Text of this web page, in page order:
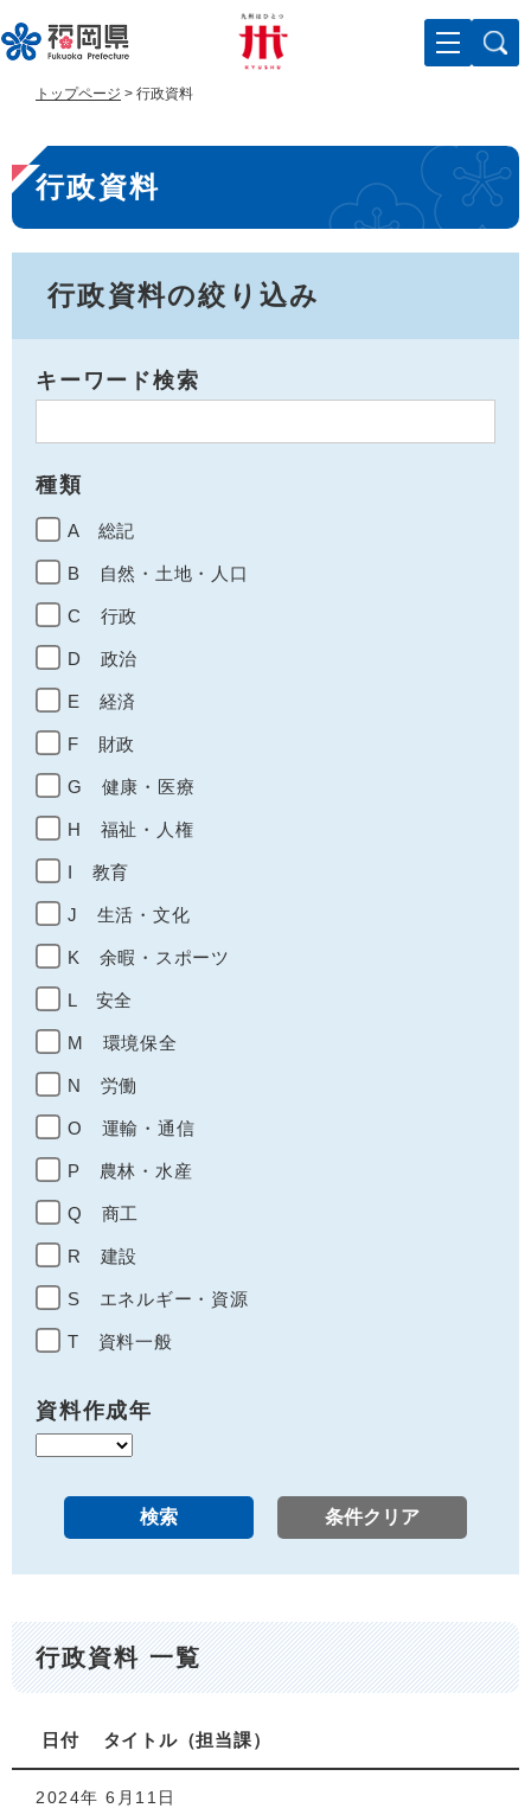
ー
ジ
で
す
ニ
ュ
ば
し
トップページ > 行政資料
本
文
行政資料
行政資料の絞り込み
キーワード検索
種類
A 総記
B 自然・土地・人口
C 行政
D 政治
E 経済
F 財政
G 健康・医療
H 福祉・人権
I 教育
J 生活・文化
K 余暇・スポーツ
L 安全
M 環境保全
N 労働
O 運輸・通信
P 農林・水産
Q 商工
R 建設
S エネルギー・資源
T 資料一般
資料作成年
行政資料 一覧
日付 タイトル 担当課
2024年 6月11日